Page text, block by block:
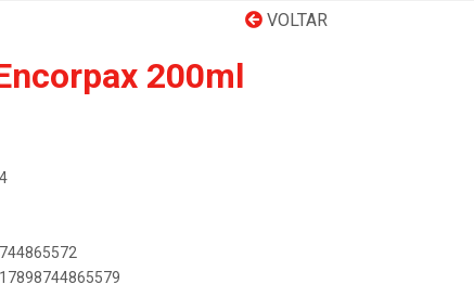
VOLTAR
200ml